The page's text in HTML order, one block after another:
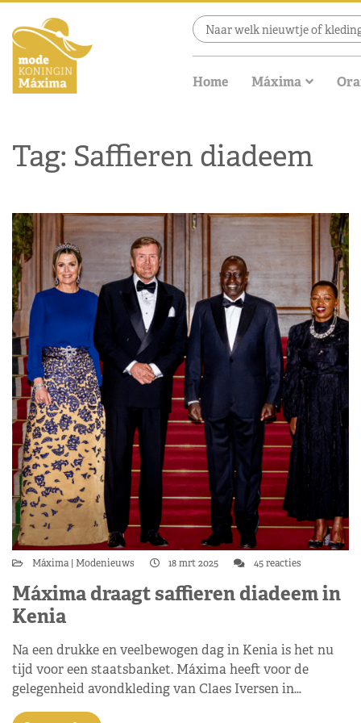
Home Máxima
Tag: Saffieren diadeem
Máxima Modenieuws 18 mrt 2025 45 reacties
Máxima draagt saffieren diadeem in
Kenia
Na een drukke en veelbewogen dag in Kenia is het nu
tijd voor een staatsbanket. Máxima heeft voor de
gelegenheid avondkleding van Claes Iversen in…